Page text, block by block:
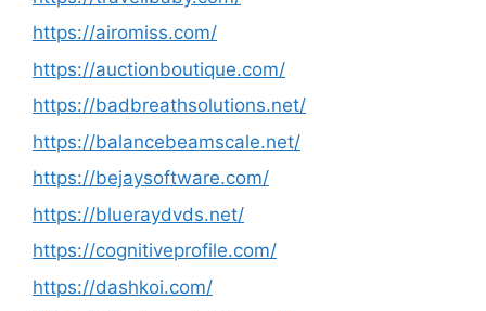
https://airomiss.com/
https://auctionboutique.com/
https://badbreathsolutions.net/
https://balancebeamscale.net/
https://bejaysoftware.com/
https://blueraydvds.net/
https://cognitiveprofile.com/
https://dashkoi.com/